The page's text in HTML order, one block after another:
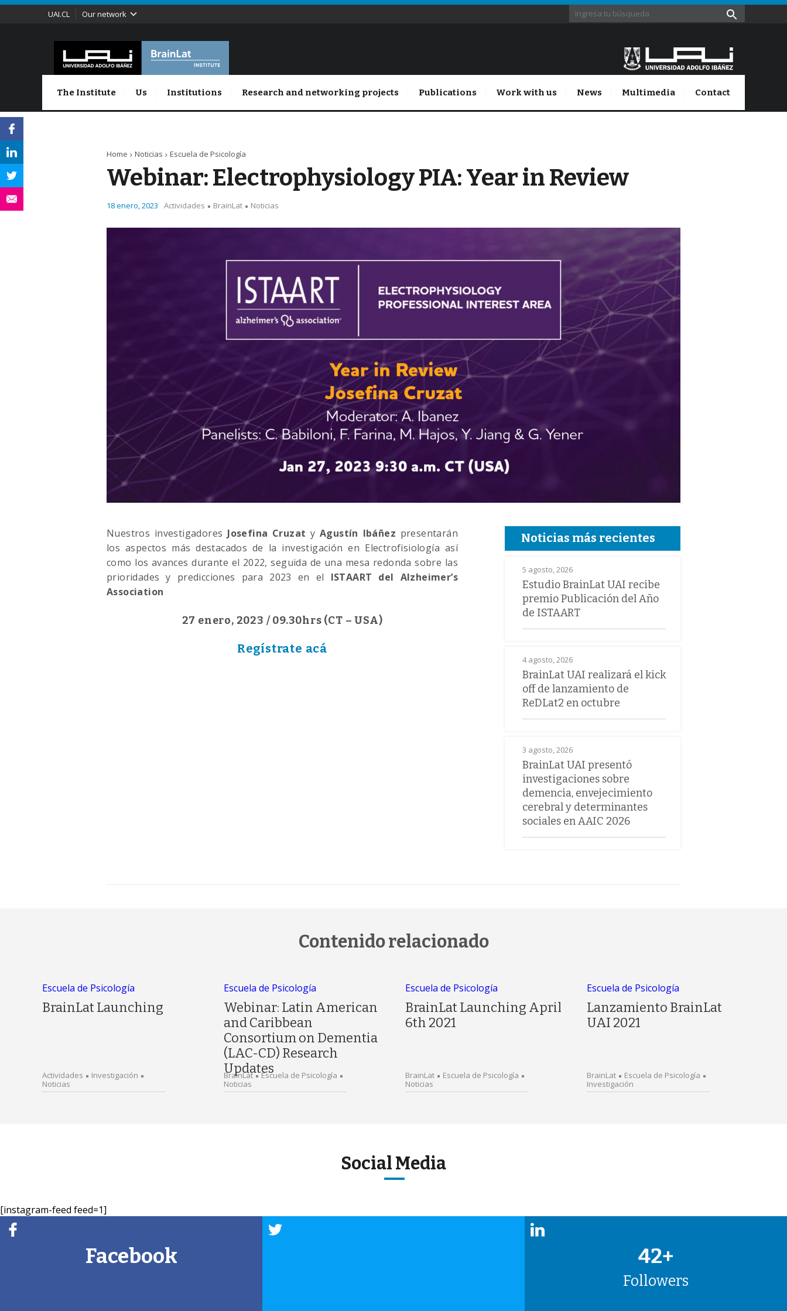
UAI.CL Our network
The Institute Us Institutions Research and networking projects Publications Work with us News Multimedia Contact
Home Noticias Escuela de Psicología
Webinar: Electrophysiology PIA: Year in Review
18 enero, 2023 Actividades BrainLat Noticias
Nuestros investigadores Josefina Cruzat yAgustín Ibáñez presentarán
los aspectos más destacados de la investigación en Electrofisiología así
como los avances durante el 2022, seguida de una mesa redonda sobre las
prioridades y predicciones para 2023 en el ISTAART del Alzheimer’s
Association
27 enero, 2023 / 09.30hrs (CT – USA)
Regístrate acá
Noticias más recientes
5 agosto, 2026
Estudio BrainLat UAI recibe
premio Publicación del Año
de ISTAART
4 agosto, 2026
BrainLat UAI realizará el kick
off de lanzamiento de
ReDLat2 en octubre
3 agosto, 2026
BrainLat UAI presentó
investigaciones sobre
demencia, envejecimiento
cerebral y determinantes
sociales en AAIC 2026
Contenido relacionado
Escuela de Psicología
BrainLat Launching
Actividades
Investigación
Noticias
Escuela de Psicología
Webinar: Latin American
and Caribbean
Consortium on Dementia
(LAC-CD) Research
Updates
BrainLat
Escuela de Psicología
Noticias
Escuela de Psicología
BrainLat Launching April
6th 2021
BrainLat
Escuela de Psicología
Noticias
Escuela de Psicología
Lanzamiento BrainLat
UAI 2021
BrainLat
Escuela de Psicología
Investigación
Social Media
[instagram-feed feed=1]
Facebook 42+
Followers